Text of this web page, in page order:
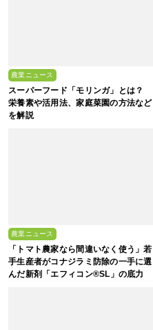
農業ニュース
スーパーフード「モリンガ」とは？
栄養素や活用法、家庭菜園の方法など
を解説
農業ニュース
「トマト農家なら間違いなく使う」若
手生産者がコナジラミ防除の一手に選
んだ新剤「エフィコン®SL」の底力